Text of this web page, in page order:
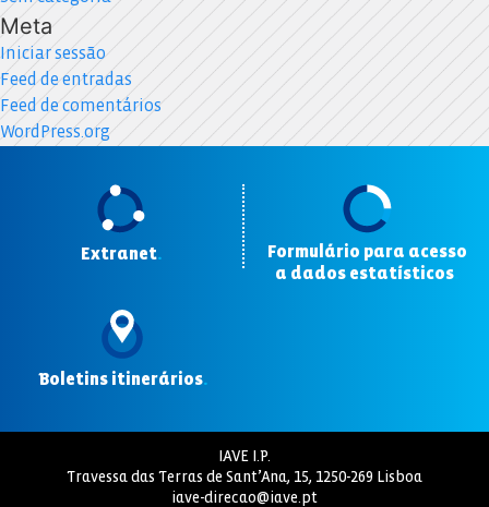
Meta
Iniciar sessão
Feed de entradas
Feed de comentários
WordPress.org
Extranet.
Formulário para acesso
a dados estatísticos
Boletins itinerários.
IAVE I.P.
Travessa das Terras de Sant’Ana, 15, 1250-269 Lisboa
iave-direcao@iave.pt